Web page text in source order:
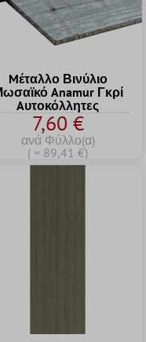
Mέταλλο Βινύλιο
Anamur Γκρί
Aυτοκόλλητες
7,60 €
ανά Φύλλο(α)
( = 89,41 €)